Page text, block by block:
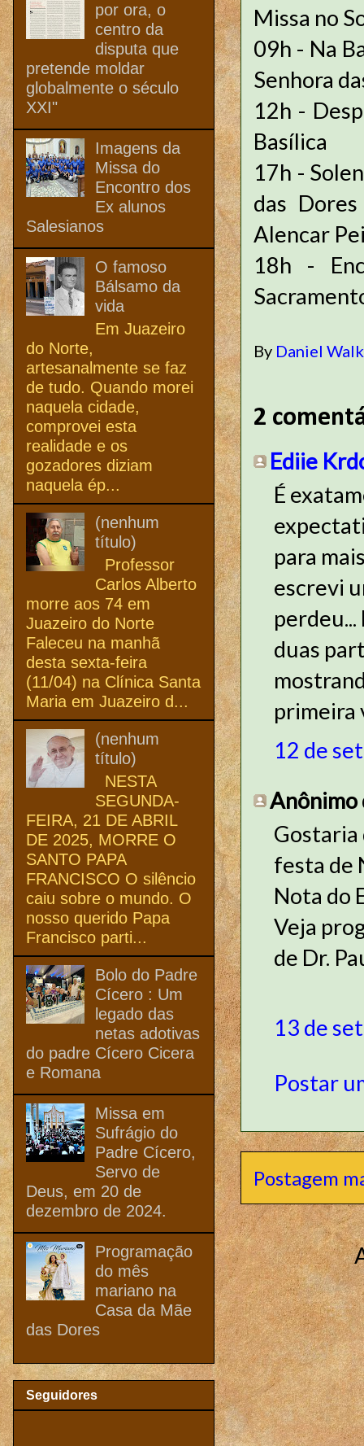
Missa no
09h - Na
Senhora
12h -
Basílica
17h -
das
Alencar
18h -
By Daniel
2
Ediie
É
para
escrevi
duas
primeira
12 de
Anônimo
Gostaria
festa de
Nota do
Veja
de Dr.
13 de
Postar
Postagem
por ora, o
centro da
disputa que
pretende moldar
globalmente o século
XXI"
Imagens da
Missa do
Encontro dos
Ex alunos
Salesianos
O famoso
Bálsamo da
vida
Em Juazeiro
do Norte,
artesanalmente se faz
de tudo. Quando morei
naquela cidade,
comprovei esta
realidade e os
gozadores diziam
naquela ép...
(nenhum
título)
Professor
Carlos Alberto
morre aos 74 em
Juazeiro do Norte
Faleceu na manhã
desta sexta-feira
(11/04) na Clínica Santa
Maria em Juazeiro d...
(nenhum
título)
NESTA
SEGUNDA-
FEIRA, 21 DE ABRIL
DE 2025, MORRE O
SANTO PAPA
FRANCISCO O silêncio
caiu sobre o mundo. O
nosso querido Papa
Francisco parti...
Bolo do Padre
Cícero : Um
legado das
netas adotivas
do padre Cícero Cicera
e Romana
Missa em
Sufrágio do
Padre Cícero,
Servo de
Deus, em 20 de
dezembro de 2024.
Programação
do mês
mariano na
Casa da Mãe
das Dores
Seguidores